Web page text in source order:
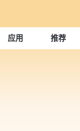
应用 推荐